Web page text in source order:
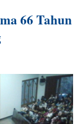
66 Tahun